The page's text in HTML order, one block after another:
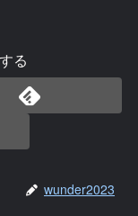
る
wunder2023